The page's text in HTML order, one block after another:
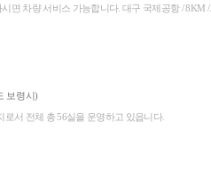
면 차량 서비스 가능합니다. 대구 국제공항 / 8KM /..
보령시)
서 전체 총 56실을 운영하고 있읍니다.